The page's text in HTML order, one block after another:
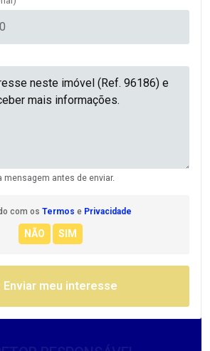
antes de enviar.
com os Termos e Privacidade
Enviar meu interesse